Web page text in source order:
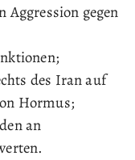
Aggression gegen
des Iran auf
Hormus;
an